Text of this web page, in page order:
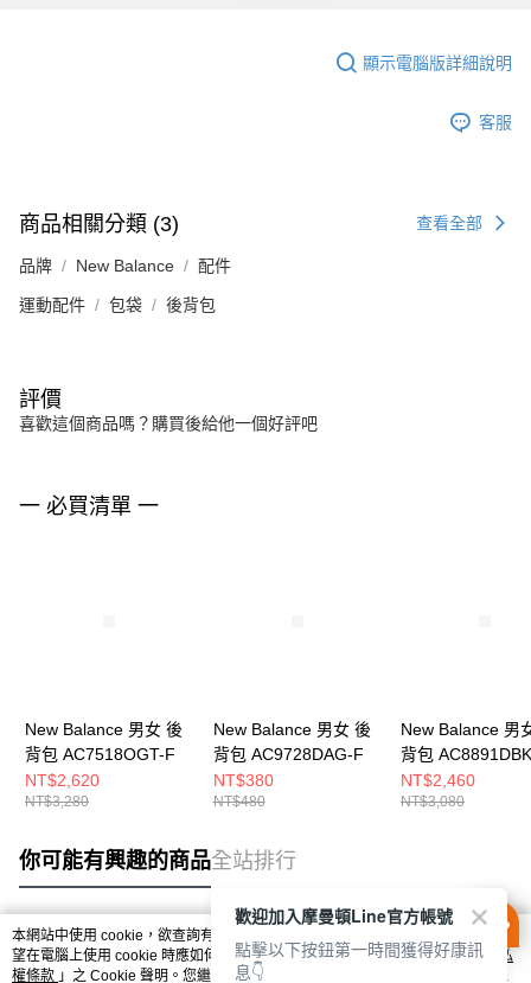
顯示電腦版詳細說明
客服
商品相關分類 (3) 查看全部
品牌 New Balance 配件
運動配件 包袋 後背包
評價
喜歡這個商品嗎？購買後給他一個好評吧
一 必買清單 一
New Balance 男女 後
背包 AC7518OGT-F
NT$2,620
NT$3,280
New Balance 男女 後
背包 AC9728DAG-F
NT$380
NT$480
New Balance 男
背包
NT$2,460
NT$3,080
你可能有興趣的商品全站排行
熱門標籤
本網站中使用 cookie，欲查詢有關本網站使用 cookie 方式之詳情，及若您不希
望在電腦上使用 cookie 時應如何變更電腦的 cookie 設定，請參閱本網站「
隱私
權條款 」之 Cookie 聲明。您繼續使用本網站即表示您同意本公司得按本網站使
歡迎加入摩曼頓Line官方帳號
點擊以下按鈕第一時間獲得好康訊
息👇